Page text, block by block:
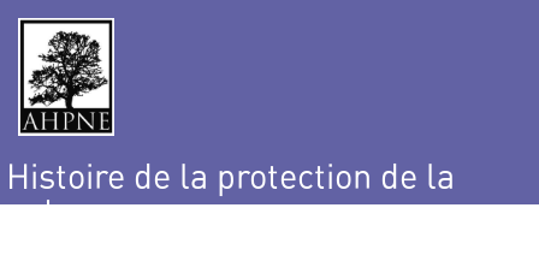
Histoire de la protection de la
nature